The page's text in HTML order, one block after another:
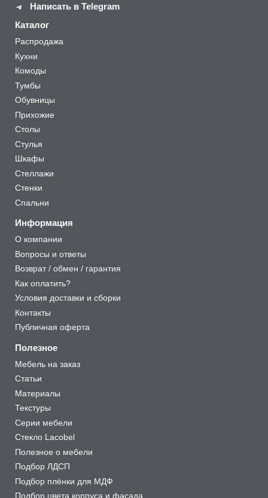
Написать в Telegram
Каталог
Распродажа
Кухни
Комоды
Тумбы
Обувницы
Прихожие
Столы
Стулья
Шкафы
Стеллажи
Стенки
Спальни
Информация
О компании
Вопросы и ответы
Возврат / обмен / гарантия
Как оплатить?
Условия доставки и сборки
Контакты
Публичная оферта
Полезное
Мебель на заказ
Статьи
Материалы
Текстуры
Серии мебели
Стекло Lacobel
Полезное о мебели
Подбор ЛДСП
Подбор плёнки для МДФ
Подбор цвета корпуса и фасада